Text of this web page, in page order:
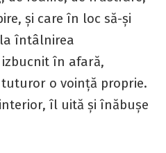
și care în loc să-și
întâlnirea
în afară,
o voință proprie.
îl uită și înăbușe